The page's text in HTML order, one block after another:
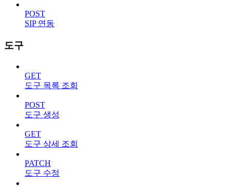
POST
SIP 연동
도구
GET
도구 목록 조회
POST
도구 생성
GET
도구 상세 조회
PATCH
도구 수정